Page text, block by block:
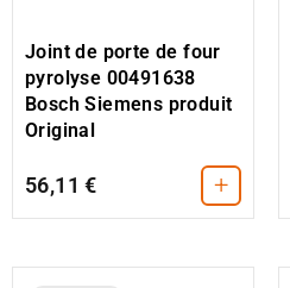
Joint de porte de four
pyrolyse 00491638
Bosch Siemens produit
Original
56,11 € +